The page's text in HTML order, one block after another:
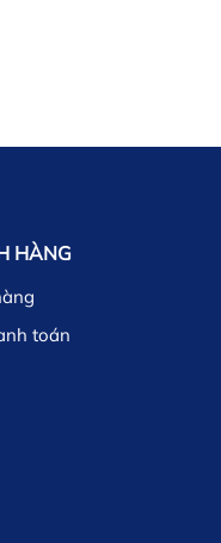
HÀNG
toán